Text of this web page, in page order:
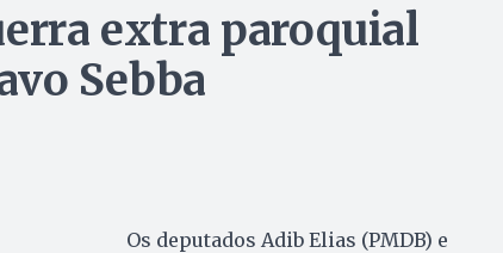
extra paroquial
Sebba
Os deputados Adib Elias (PMDB) e